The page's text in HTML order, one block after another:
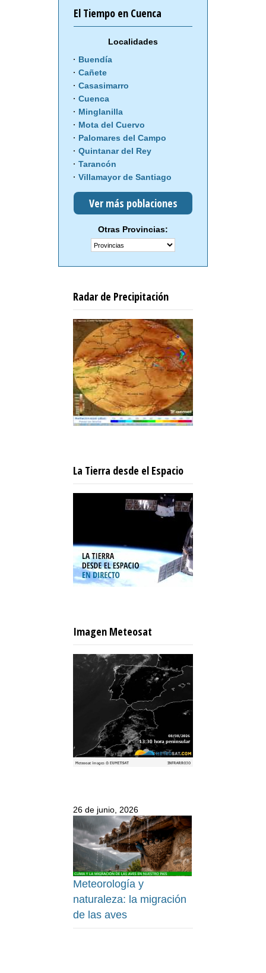
El Tiempo en Cuenca
Localidades
Buendía
Cañete
Casasimarro
Cuenca
Minglanilla
Mota del Cuervo
Palomares del Campo
Quintanar del Rey
Tarancón
Villamayor de Santiago
Ver más poblaciones
Otras Provincias:
Radar de Precipitación
La Tierra desde el Espacio
Imagen Meteosat
26 de junio, 2026
Meteorología y
naturaleza: la migración
de las aves